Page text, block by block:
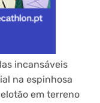
incansáveis
na espinhosa
em terreno